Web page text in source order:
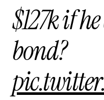
$127k if
bond?